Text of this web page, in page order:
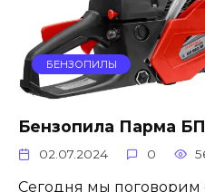
БЕНЗОПИЛЫ
Бензопила Парма
02.07.2024 0
Сегодня мы поговорим